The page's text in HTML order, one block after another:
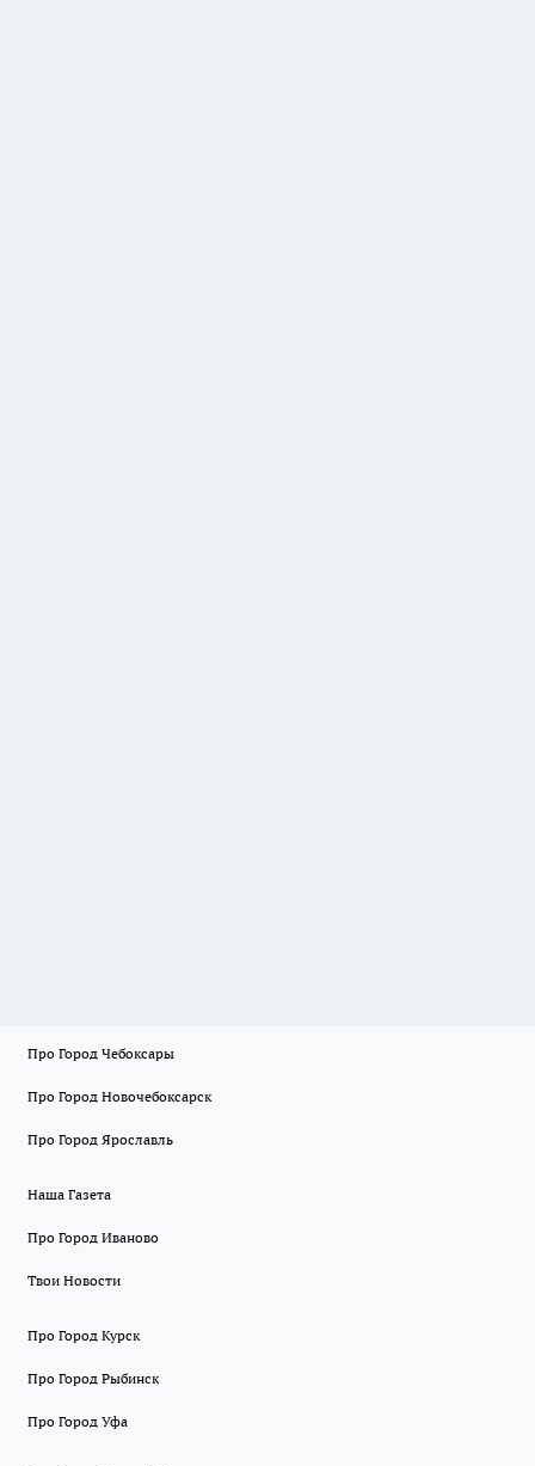
Про Город Чебоксары
Про Город Новочебоксарск
Про Город Ярославль
Наша Газета
Про Город Иваново
Твои Новости
Про Город Курск
Про Город Рыбинск
Про Город Уфа